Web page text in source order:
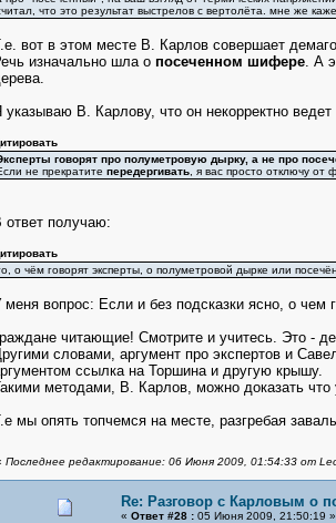
что это результат выстрелов с вертолёта. мне же
вот в этом месте В. Карлов совершает
изначально шла о посеченном шифере. А
указываю В. Карлову, что он некорректно
говорят про полуметровую дырку, а не про
не прекратите передергивать , я вас просто отключу
ответ получаю:
о чём говорят эксперты, о полуметровой дырке или
меня вопрос: Если и без подсказки ясно, о чем
читающие! Смотрите и учитесь. Это -
словами, аргумент про экспертов и
ссылка на Торшина и другую крышу.
методами, В. Карлов, можно доказать
мы опять топчемся на месте, разгребая
Последнее редактирование: 06 Июня 2009, 01:54:33 от
Re: Разговор с Карловым о
« Ответ #28 : 05 Июня 2009, 21:50:19 »